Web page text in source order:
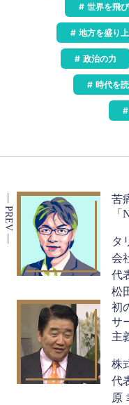
世界を飛
地方を盛り
政治の力
時代を
苦
タ
会
代
松
初
サ
主
株
代
原